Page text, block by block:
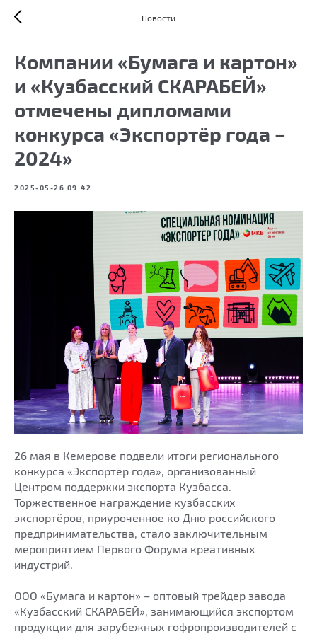
Новости
Компании «Бумага и картон»
и «Кузбасский СКАРАБЕЙ»
отмечены дипломами
конкурса «Экспортёр года –
2024»
2025-05-26 09:42
26 мая в Кемерове подвели итоги регионального
конкурса «Экспортёр года», организованный
Центром поддержки экспорта Кузбасса.
Торжественное награждение кузбасских
экспортёров, приуроченное ко Дню российского
предпринимательства, стало заключительным
мероприятием Первого Форума креативных
индустрий.
ООО «Бумага и картон» – оптовый трейдер завода
«Кузбасский СКАРАБЕЙ», занимающийся экспортом
продукции для зарубежных гофропроизводителей с